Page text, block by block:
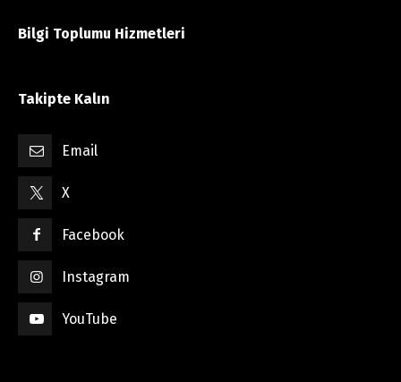
Bilgi Toplumu Hizmetleri
Takipte Kalın
Email
X
Facebook
Instagram
YouTube